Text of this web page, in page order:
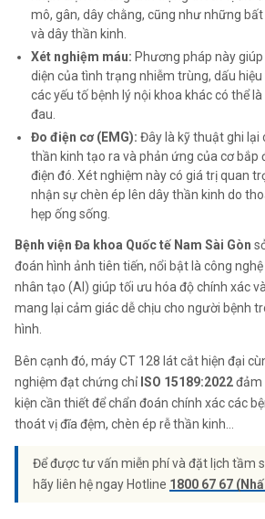
mô, gân, dây chằng, cũng như những
và dây thần kinh.
Xét nghiệm máu: Phương pháp này
diện của tình trạng nhiễm trùng, dấu
các yếu tố bệnh lý nội khoa khác có thể
đau.
Đo điện cơ (EMG): Đây là kỹ thuật ghi lại
thần kinh tạo ra và phản ứng của cơ bắp
điện đó. Xét nghiệm này có giá trị quan
nhận sự chèn ép lên dây thần kinh do
hẹp ống sống.
Bệnh viện Đa khoa Quốc tế Nam Sài Gòn
đoán hình ảnh tiên tiến, nổi bật là công
nhân tạo (AI) giúp tối ưu hóa độ chính xác
mang lại cảm giác dễ chịu cho người bệnh
hình.
Bên cạnh đó, máy CT 128 lát cắt hiện đại
nghiệm đạt chứng chỉ ISO 15189:2022đảm
kiện cần thiết để chẩn đoán chính xác các
thoát vị đĩa đệm, chèn ép rễ thần kinh…
Để được tư vấn miễn phí và đặt lịch tầm
hãy liên hệ ngay Hotline 1800 67 67